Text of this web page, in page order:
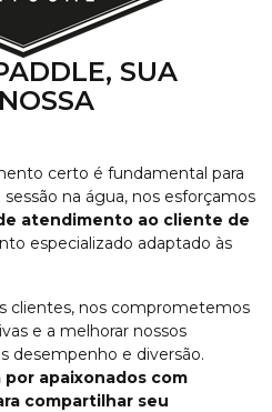
SUA
certo é fundamental para
na água, nos esforçamos
atendimento ao cliente de
especializado adaptado às
clientes, nos comprometemos
e a melhorar nossos
desempenho e diversão.
apaixonados com
compartilhar seu